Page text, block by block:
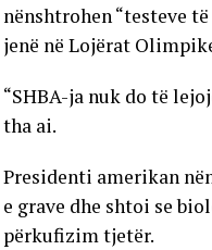
nënshtrohen “testeve
jenë në Lojërat
“SHBA-ja nuk do të
tha ai.
Presidenti amerikan
e grave dhe shtoi se
përkufizim tjetër.